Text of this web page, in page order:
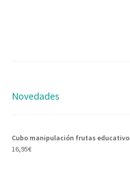
Novedades
Cubo manipulación frutas educativo
16,95€